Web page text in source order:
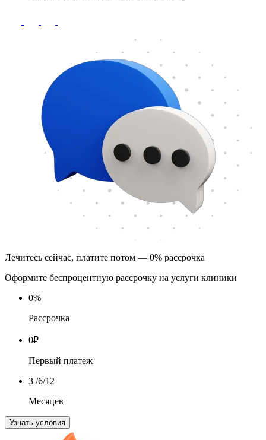
Лечитесь сейчас, платите потом — 0% рассрочка
Оформите беспроцентную рассрочку на услуги клиники
0%
Рассрочка
0₽
Первый платеж
3 /6/12
Месяцев
Узнать условия